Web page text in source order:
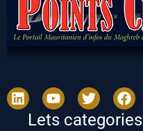
Lets categories